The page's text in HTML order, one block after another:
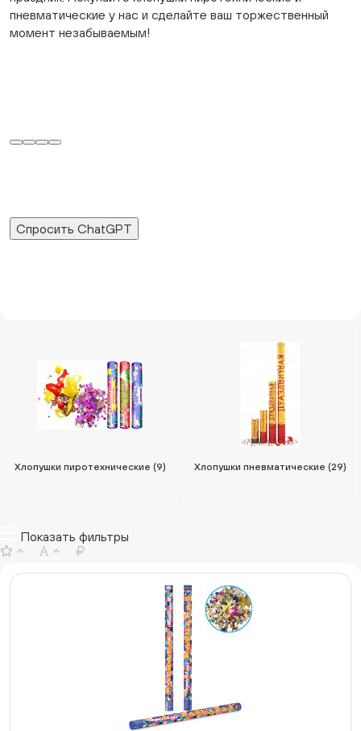
пневматические у нас и сделайте ваш торжественный
момент незабываемым!
Спросить ChatGPT
Хлопушки пиротехнические (9) Хлопушки пневматические (29)
Показать фильтры